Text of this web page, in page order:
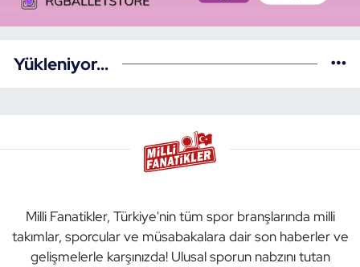
Yükleniyor...
Milli Fanatikler, Türkiye'nin tüm spor branşlarında milli
takımlar, sporcular ve müsabakalara dair son haberler ve
gelişmelerle karşınızda! Ulusal sporun nabzını tutan